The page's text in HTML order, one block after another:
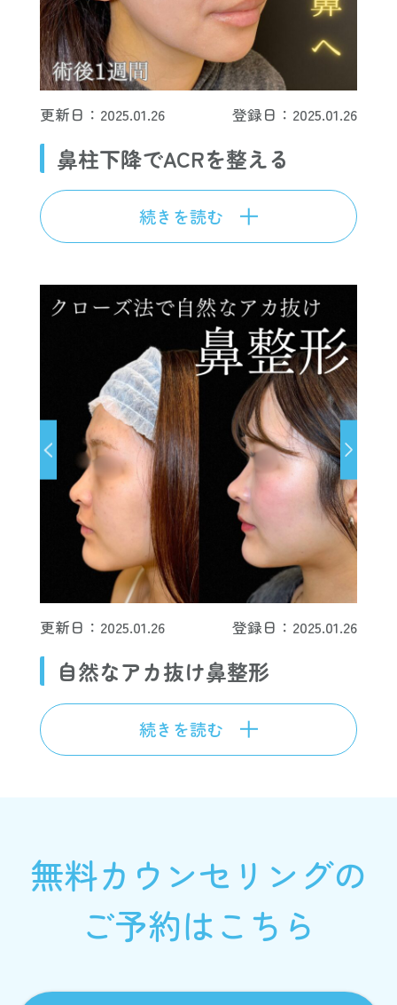
更新日：2025.01.26 登録日：2025.01.26
鼻柱下降でACRを整える
続きを読む
更新日：2025.01.26 登録日：2025.01.26
自然なアカ抜け鼻整形
続きを読む
無料カウンセリングの
ご予約はこちら